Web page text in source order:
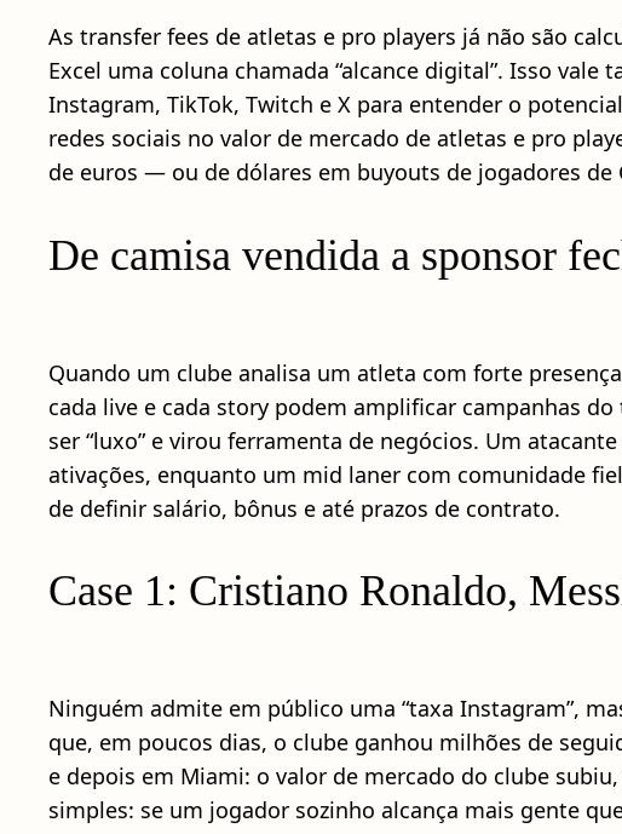
As transfer fees de atletas e pro players já não são
Excel uma coluna chamada “alcance digital”. Isso
Instagram, TikTok, Twitch e X para entender o
redes sociais no valor de mercado de atletas e pro
de euros — ou de dólares em buyouts de jogadores de
De camisa vendida a sponsor
Quando um clube analisa um atleta com forte
cada live e cada story podem amplificar campanhas
ser “luxo” e virou ferramenta de negócios. Um
ativações, enquanto um mid laner com comunidade
de definir salário, bônus e até prazos de contrato.
Case 1: Cristiano Ronaldo,
Ninguém admite em público uma “taxa Instagram”,
que, em poucos dias, o clube ganhou milhões de
e depois em Miami: o valor de mercado do clube
simples: se um jogador sozinho alcança mais gente